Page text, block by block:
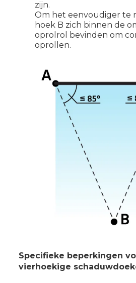
zijn.
Om het eenvoudiger te
hoek B zich binnen de
oprolrol bevinden om
oprollen.
Specifieke beperkingen
vierhoekige